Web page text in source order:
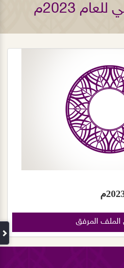
2023م
الملف المرفق